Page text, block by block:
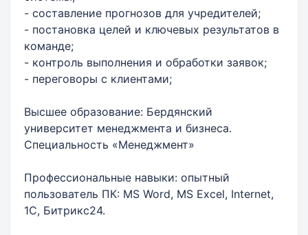
- составление прогнозов для учредителей;
- постановка целей и ключевых результатов в
команде;
- контроль выполнения и обработки заявок;
- переговоры с клиентами;
Высшее образование: Бердянский
университет менеджмента и бизнеса.
Специальность «Менеджмент»
Профессиональные навыки: опытный
пользователь ПК: MS Word, MS Excel, Internet,
1С, Битрикс24.